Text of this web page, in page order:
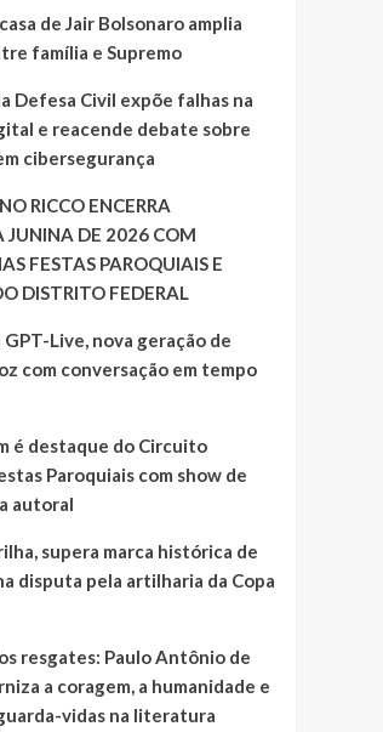
de Jair Bolsonaro amplia
família e Supremo
Defesa Civil expõe falhas na
e reacende debate sobre
cibersegurança
RICCO ENCERRA
JUNINA DE 2026 COM
FESTAS PAROQUIAIS E
DISTRITO FEDERAL
Live, nova geração de
com conversação em tempo
é destaque do Circuito
Paroquiais com show de
autoral
supera marca histórica de
disputa pela artilharia da Copa
resgates: Paulo Antônio de
a coragem, a humanidade e
vidas na literatura